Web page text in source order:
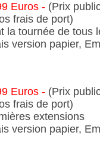
Euros - (Prix
frais de port)
la tournée de tous
version papier,
Euros - (Prix
frais de port)
extensions
version papier,